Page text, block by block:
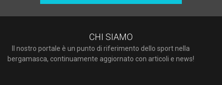
CHI SIAMO
Il nostro portale è un punto di riferimento dello sport nella
bergamasca, continuamente aggiornato con articoli e news!